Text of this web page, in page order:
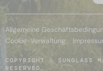
Allgemeine
Cookie-Verwaltung
COPYRIGHT © SUNGLASS
RESERVED.